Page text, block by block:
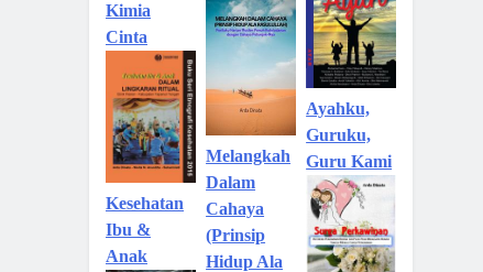
Kimia
Cinta
Kesehatan
Ibu &
Anak
Melangkah
Dalam
Cahaya
(Prinsip
Hidup Ala
Ayahku,
Guruku,
Guru Kami